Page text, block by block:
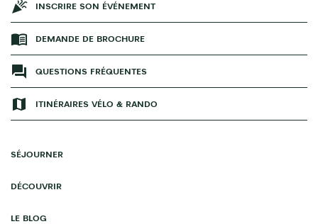
INSCRIRE SON ÉVÉNEMENT
DEMANDE DE BROCHURE
QUESTIONS FRÉQUENTES
ITINÉRAIRES VÉLO & RANDO
SÉJOURNER
DÉCOUVRIR
LE BLOG